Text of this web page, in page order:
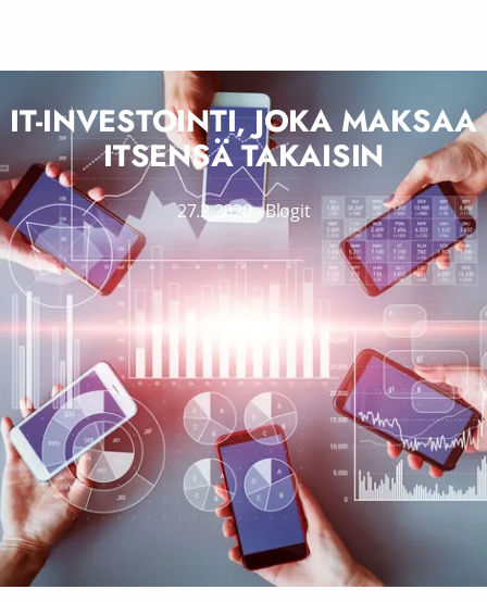
IT-INVESTOINTI, JOKA MAKSAA
ITSENSÄ TAKAISIN
27.2.2020-Blogit